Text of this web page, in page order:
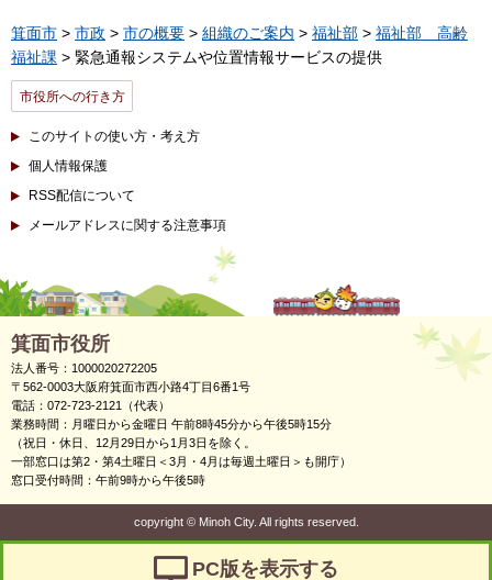
箕面市 > 市政 > 市の概要 > 組織のご案内 > 福祉部 > 福祉部 高齢
福祉課 > 緊急通報システムや位置情報サービスの提供
市役所への行き方
このサイトの使い方・考え方
個人情報保護
RSS配信について
メールアドレスに関する注意事項
箕面市役所
法人番号：1000020272205
〒562-0003大阪府箕面市西小路4丁目6番1号
電話：072-723-2121（代表）
業務時間：月曜日から金曜日 午前8時45分から午後5時15分
（祝日・休日、12月29日から1月3日を除く。
一部窓口は第2・第4土曜日＜3月・4月は毎週土曜日＞も開庁）
窓口受付時間：午前9時から午後5時
copyright ©Minoh City. All rights reserved.
PC版を表示する